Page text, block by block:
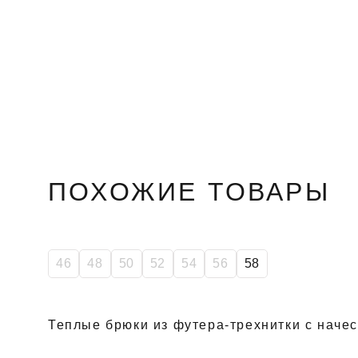
ПОХОЖИЕ ТОВАРЫ
46 48 50 52 54 56 58
Теплые брюки из футера-трехнитки с